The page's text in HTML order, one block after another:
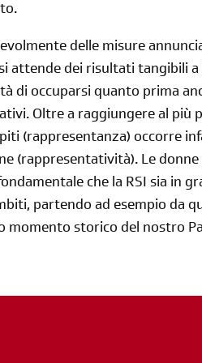
delle misure
attende dei risultati tangibili a
di occuparsi quanto prima
Oltre a raggiungere al più
(rappresentanza) occorre
(rappresentatività). Le donne
che la RSI sia in
partendo ad esempio da
momento storico del nostro